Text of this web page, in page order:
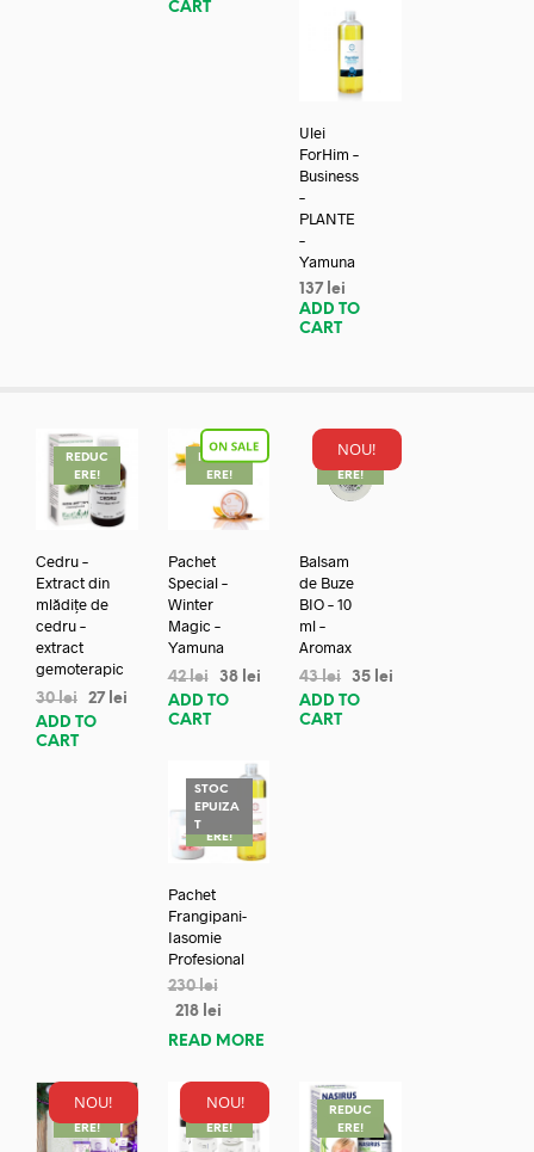
CART
Ulei
ForHim –
Business
–
PLANTE
–
Yamuna
137 lei
ADD TO
CART
REDUC
ERE!
Cedru –
Extract din
mlădițe de
cedru –
extract
gemoterapic
30lei 27 lei
ADD TO
CART
REDUC
ERE!
Pachet
Special –
Winter
Magic –
Yamuna
42lei 38 lei
ADD TO
CART
NOU!
REDUC
ERE!
Balsam
de Buze
BIO – 10
ml –
Aromax
43lei 35 lei
ADD TO
CART
STOC
EPUIZA
TREDUC
ERE!
Pachet
Frangipani-
Iasomie
Profesional
230lei
218 lei
READ MORE
NOU!
REDUC
ERE!
NOU!
REDUC
ERE!
REDUC
ERE!